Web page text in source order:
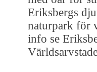
Eriksbergs
naturpark för
info se